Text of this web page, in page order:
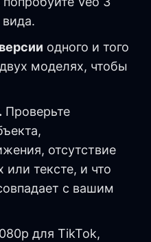
одного и того
моделях, чтобы
Проверьте
отсутствие
или тексте, и что
с вашим
для TikTok,